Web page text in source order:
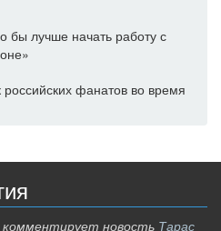
лучше начать работу с
фанатов во время
комментирует новость Тарас